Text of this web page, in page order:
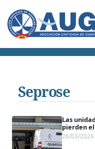
Seprose
Las
pierden
26/03/2026